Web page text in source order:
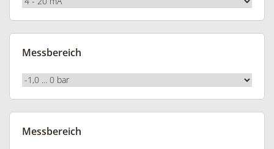
Messbereich
Messbereich